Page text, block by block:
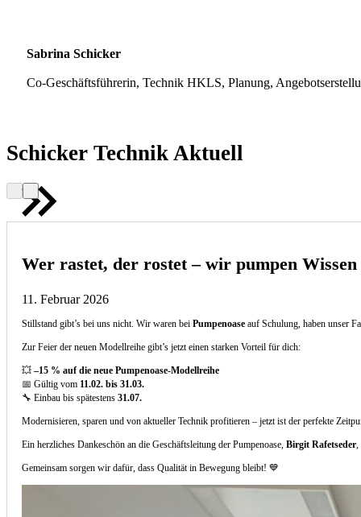
Sabrina Schicker
Co-Geschäftsführerin, Technik HKLS, Planung,
Schicker Technik Aktuell
Wer rastet, der rostet – wir pumpen
11. Februar 2026
Stillstand gibt’s bei uns nicht. Wir waren beiPumpenoase auf Schulung, haben unser
Zur Feier der neuen Modellreihe gibt’s jetzt einen starken Vorteil für dich:
💥–15 % auf die neue Pumpenoase-Modellreihe
📅 Gültig vom 11.02. bis 31.03.
🔧 Einbau bis spätestens31.07.
Modernisieren, sparen und von aktueller Technik profitieren – jetzt ist der perfekte
Ein herzliches Dankeschön an die Geschäftsleitung der Pumpenoase,Birgit Rafetseder
Gemeinsam sorgen wir dafür, dass Qualität in Bewegung bleibt! 💙